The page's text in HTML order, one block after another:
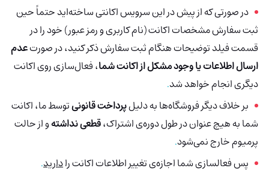
در صورتی که از پیش در این سرویس اکانتی ساخته‌اید حتماً حین
ثبت سفارش مشخصات اکانت (نام کاربری و رمز عبور) خود را در
قسمت فیلد توضیحات هنگام ثبت سفارش ذکر کنید، در صورتعدم
ارسال اطلاعات یا وجود مشکل از اکانت شما، فعال‌سازی روی اکانت
دیگری انجام خواهد شد.
بر خلاف دیگر فروشگاه‌ها به دلیلپرداخت قانونیتوسط ما، اکانت
شما به هیچ عنوان در طول دوره‌ی اشتراک،قطعی نداشتهو از حالت
پرمیوم خارج نمی‌شود.
پس فعالسازی شما اجازه‌ی تغییر اطلاعات اکانت رادارید.